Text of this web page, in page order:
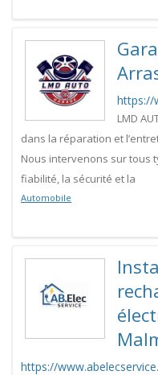
https://
LMD
dans la réparation et
Nous intervenons sur tous
fiabilité, la sécurité et la
Automobile
https://